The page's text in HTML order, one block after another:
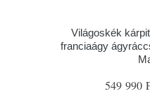
Világoskék
franciaágy
549 990